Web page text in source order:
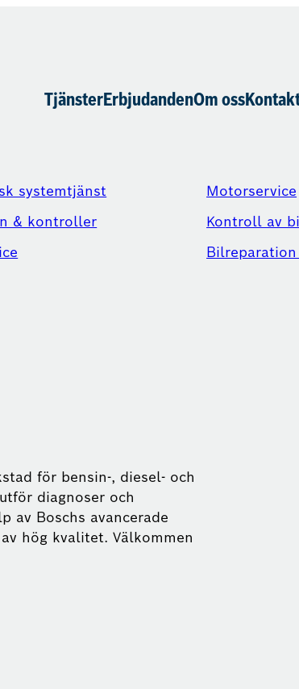
TjänsterErbjudandenOm oss
systemtjänst
& kontroller
Motorservice
Kontroll av
för bensin-, diesel- och
diagnoser och
av Boschs avancerade
hög kvalitet. Välkommen